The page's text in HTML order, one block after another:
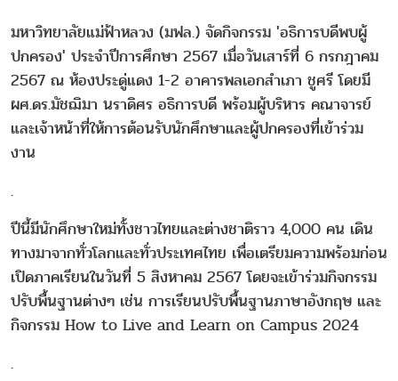
มหาวิทยาลัยแม่ฟ้าหลวง (มฟล.) จัดกิจกรรม 'อธิการบดีพบผู้
ปกครอง' ประจำปีการศึกษา 2567 เมื่อวันเสาร์ที่ 6 กรกฎาคม
2567 ณ ห้องประดู่แดง 1-2 อาคารพลเอกสำเภา ชูศรี โดยมี
ผศ.ดร.มัชฌิมา นราดิศร อธิการบดี พร้อมผู้บริหาร คณาจารย์
และเจ้าหน้าที่ให้การต้อนรับนักศึกษาและผู้ปกครองที่เข้าร่วม
งาน
.
ปีนี้มีนักศึกษาใหม่ทั้งชาวไทยและต่างชาติราว 4,000 คน เดิน
ทางมาจากทั่วโลกและทั่วประเทศไทย เพื่อเตรียมความพร้อมก่อน
เปิดภาคเรียนในวันที่ 5 สิงหาคม 2567 โดยจะเข้าร่วมกิจกรรม
ปรับพื้นฐานต่างๆ เช่น การเรียนปรับพื้นฐานภาษาอังกฤษ และ
กิจกรรม How to Live and Learn on Campus 2024
.